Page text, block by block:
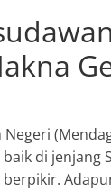
Negeri
di jenjang